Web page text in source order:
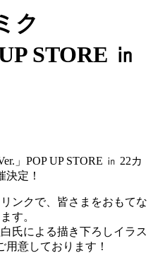
」POP UP STORE ㏌ 22カ
決定！
ンクで、皆さまをおもてな
す。
氏による描き下ろしイラス
用意しております！